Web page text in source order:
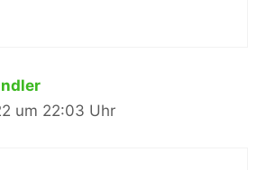
um 22:03 Uhr